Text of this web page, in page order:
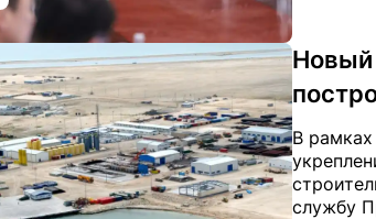
Новый
В
службу